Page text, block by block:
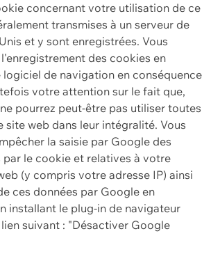
concernant votre utilisation de ce
transmises à un serveur de
et y sont enregistrées. Vous
des cookies en
de navigation en conséquence
votre attention sur le fait que,
pourrez peut-être pas utiliser toutes
site web dans leur intégralité. Vous
la saisie par Google des
par le cookie et relatives à votre
(y compris votre adresse IP) ainsi
ces données par Google en
installant le plug-in de navigateur
suivant : "Désactiver Google